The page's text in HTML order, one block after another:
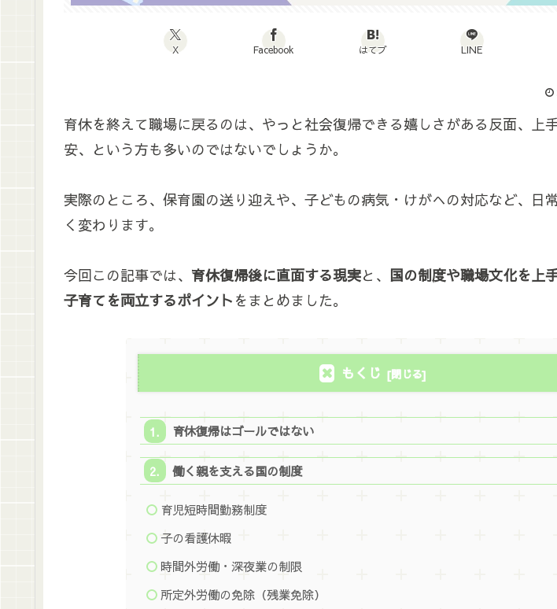
X Facebook はてブ LINE
育休を終えて職場に戻るのは、やっと社会復帰できる嬉しさがある反面、上
安、という方も多いのではないでしょうか。
実際のところ、保育園の送り迎えや、子どもの病気・けがへの対応など、日
く変わります。
今回この記事では、 育休復帰後に直面する現実と、 国の制度や職場文化を上
子育てを両立するポイント をまとめました。
もくじ
育休復帰はゴールではない
働く親を支える国の制度
育児短時間勤務制度
子の看護休暇
時間外労働・深夜業の制限
所定外労働の免除（残業免除）